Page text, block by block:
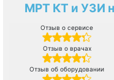
МРТ КТ и УЗИ
Отзыв о сервисе
Отзыв о врачах
Отзыв об оборудовании